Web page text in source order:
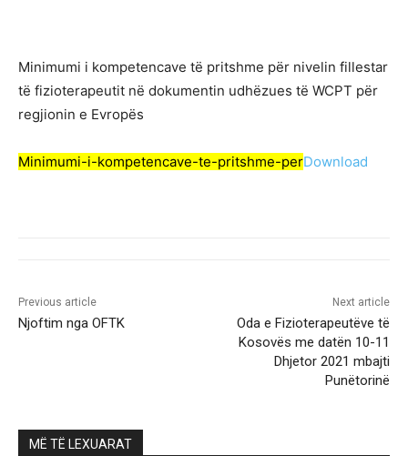
Minimumi i kompetencave të pritshme për nivelin fillestar
të fizioterapeutit në dokumentin udhëzues të WCPT për
regjionin e Evropës
Minimumi-i-kompetencave-te-pritshme-perDownload
Previous article
Njoftim nga OFTK
Next article
Oda e Fizioterapeutëve të
Kosovës me datën 10-11
Dhjetor 2021 mbajti
Punëtorinë
MË TË LEXUARAT